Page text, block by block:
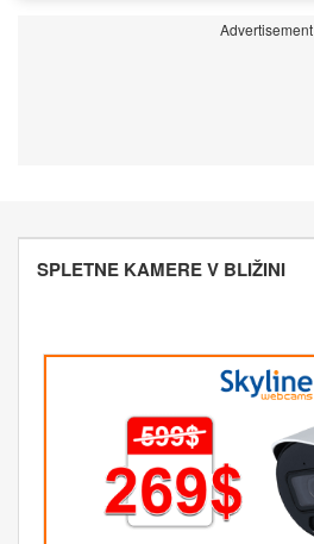
Advertisement
SPLETNE KAMERE V BLIŽINI